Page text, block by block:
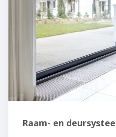
Raam- en